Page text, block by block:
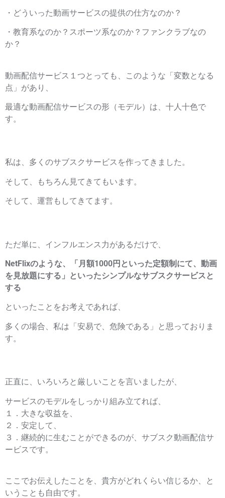
・どういった動画サービスの提供の仕方なのか？
・教育系なのか？スポーツ系なのか？ファンクラブなの
か？
動画配信サービス１つとっても、このような「変数となる
点」があり、
最適な動画配信サービスの形（モデル）は、十人十色で
す。
私は、多くのサブスクサービスを作ってきました。
そして、もちろん見てきてもいます。
そして、運営もしてきてます。
ただ単に、インフルエンス力があるだけで、
NetFlixのような、「月額1000円といった定額制にて、動画
を見放題にする」といったシンプルなサブスクサービスと
する
といったことをお考えであれば、
多くの場合、私は「安易で、危険である」と思っておりま
す。
正直に、いろいろと厳しいことを言いましたが、
サービスのモデルをしっかり組み立てれば、
１．大きな収益を、
２．安定して、
３．継続的に生むことができるのが、サブスク動画配信サ
ービスです。
ここでお伝えしたことを、貴方がどれくらい信じるか、と
いうことも自由です。